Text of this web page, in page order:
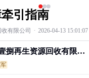
引指南
有限公司 · 2026-04-13 15:01:07
捌再生资源回收有限公